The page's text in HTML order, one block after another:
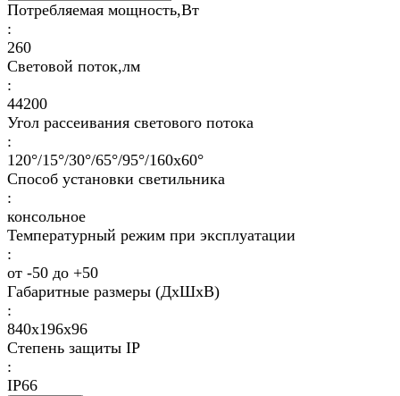
Потребляемая мощность,Вт
:
260
Световой поток,лм
:
44200
Угол рассеивания светового потока
:
120°/15°/30°/65°/95°/160х60°
Способ установки светильника
:
консольное
Температурный режим при эксплуатации
:
от -50 до +50
Габаритные размеры (ДхШхВ)
:
840х196х96
Степень защиты IP
:
IP66